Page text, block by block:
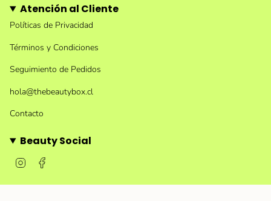
Atención al Cliente
Políticas de Privacidad
Términos y Condiciones
Seguimiento de Pedidos
hola@thebeautybox.cl
Contacto
Beauty Social
s
c